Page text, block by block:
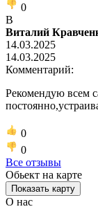
0
В
Виталий
14.03.2025
14.03.2025
Комментарий:
Рекомендую всем
0
0
Все отзывы
Обьект на карте
Показать карту
О нас